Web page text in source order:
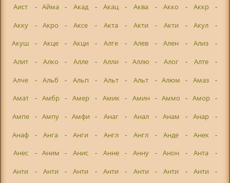
Аист
- Айма - Акад - Акац - Аква - Акко - Аккр
-
Акку
- Акро - Аксе - Акта - Акти - Акти - Акул
-
Акуш
- Акце - Акци - Алге - Алев - Ален - Ализ
-
Алит
- Алко - Алле - Алли - Аллю - Алог - Алте
-
Алче
- Альб - Альп - Альт - Альт - Алюм - Амаз
-
Амат
- Амбр - Амер - Амик - Амин - Аммо - Амор -
Ампе
- Ампу - Амфи - Анаг - Анал - Анам - Анар
-
Анаф
- Анга - Анги - Англ - Англ - Анде - Анек
-
Анес
- Аним - Анис - Анне - Анну - Анон - Анта
-
Анти
- Анти - Анти - Анти - Анти - Анти - Анти
-